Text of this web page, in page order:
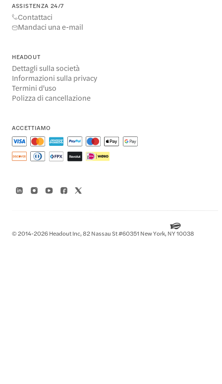
ASSISTENZA 24/7
Contattaci
Mandaci una e-mail
HEADOUT
Dettagli sulla società
Informazioni sulla privacy
Termini d'uso
Polizza di cancellazione
ACCETTIAMO
© 2014-2026 Headout Inc, 82 Nassau St #60351 New York, NY 10038